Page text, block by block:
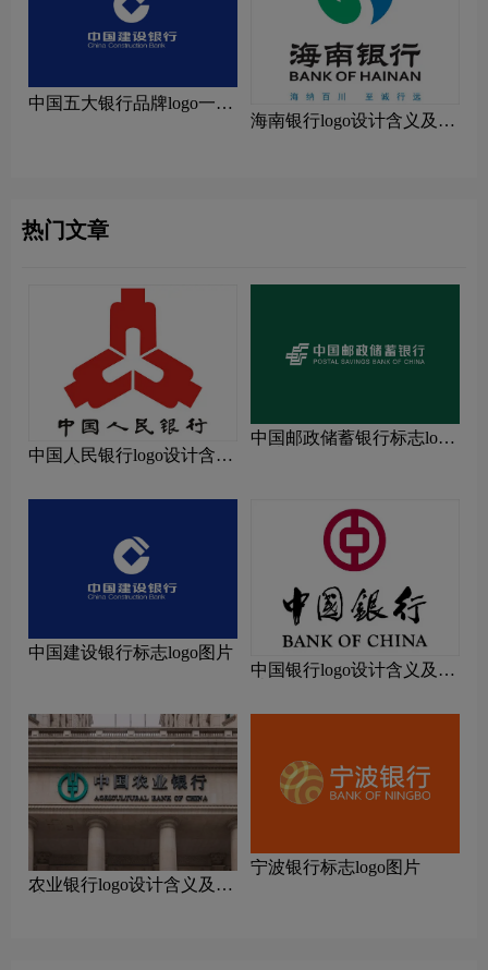
中国五大银行品牌logo一
海南银行logo设计含义及设
热门文章
中国人民银行logo设计含义
中国邮政储蓄银行标志logo
中国建设银行标志logo图片
中国银行logo设计含义及设
农业银行logo设计含义及设
宁波银行标志logo图片